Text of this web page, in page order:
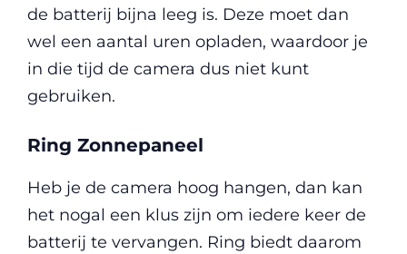
de batterij bijna leeg is. Deze moet dan
wel een aantal uren opladen, waardoor je
in die tijd de camera dus niet kunt
gebruiken.
Ring Zonnepaneel
Heb je de camera hoog hangen, dan kan
het nogal een klus zijn om iedere keer de
batterij te vervangen. Ring biedt daarom